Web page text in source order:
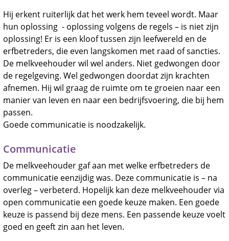
Hij erkent ruiterlijk dat het werk hem teveel wordt. Maar
hun oplossing - oplossing volgens de regels – is niet zijn
oplossing! Er is een kloof tussen zijn leefwereld en de
erfbetreders, die even langskomen met raad of sancties.
De melkveehouder wil wel anders. Niet gedwongen door
de regelgeving. Wel gedwongen doordat zijn krachten
afnemen. Hij wil graag de ruimte om te groeien naar een
manier van leven en naar een bedrijfsvoering, die bij hem
passen.
Goede communicatie is noodzakelijk.
Communicatie
De melkveehouder gaf aan met welke erfbetreders de
communicatie eenzijdig was. Deze communicatie is – na
overleg – verbeterd. Hopelijk kan deze melkveehouder via
open communicatie een goede keuze maken. Een goede
keuze is passend bij deze mens. Een passende keuze voelt
goed en geeft zin aan het leven.